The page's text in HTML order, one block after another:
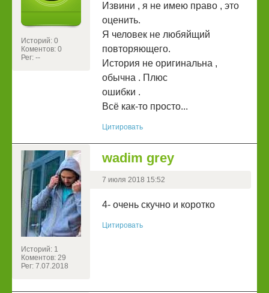
Историй: 0
Коментов: 0
Рег: --
Извини , я не имею право , это
оценить.
Я человек не любяйщий
повторяющего.
История не оригинальна ,
обычна . Плюс
ошибки .
Всё как-то просто...
Цитировать
Историй: 1
Коментов: 29
Рег: 7.07.2018
wadim grey
7 июля 2018 15:52
4- очень скучно и коротко
Цитировать